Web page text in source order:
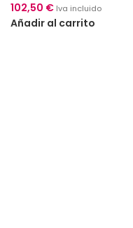
102,50 € Iva incluido
Añadir al carrito